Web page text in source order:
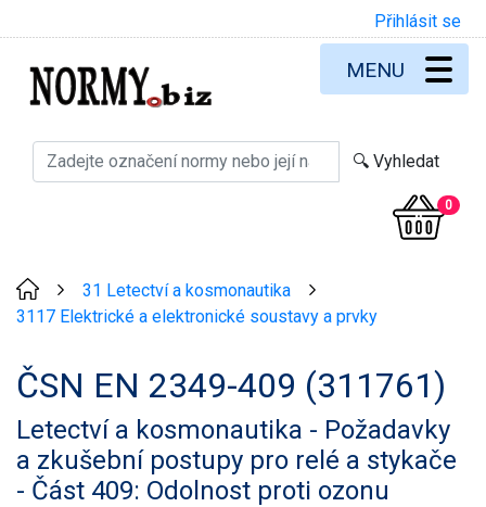
Přihlásit se
0
MENU
31 Letectví a kosmonautika
3117 Elektrické a elektronické soustavy a prvky
ČSN EN 2349-409 (311761)
Letectví a kosmonautika - Požadavky
a zkušební postupy pro relé a stykače
- Část 409: Odolnost proti ozonu